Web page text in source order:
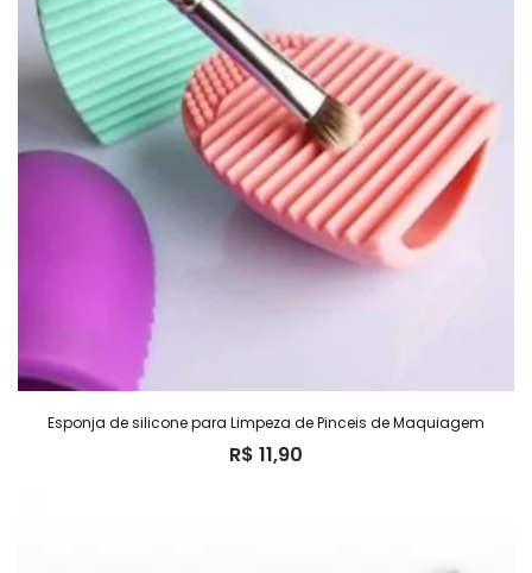
Esponja de silicone para Limpeza de Pinceis de Maquiagem
R$ 11,90